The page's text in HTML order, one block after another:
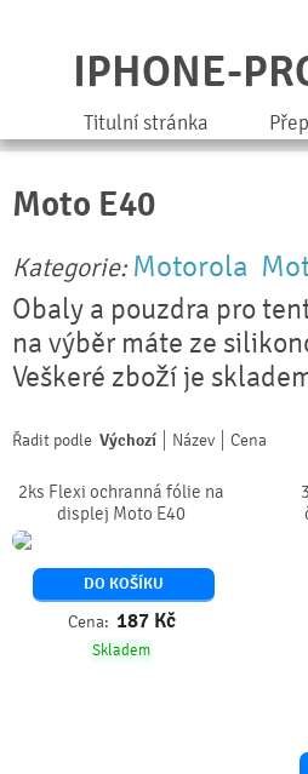
IPHONE-
Titulní stránka
Moto E40
Kategorie: Motorola
Obaly a pouzdra pro
na výběr máte ze
Veškeré zboží je
Řadit podle Výchozí Název Cena
2ks Flexi ochranná fólie na
displej Moto E40
DO KOŠÍKU
Cena: 187 Kč
Skladem